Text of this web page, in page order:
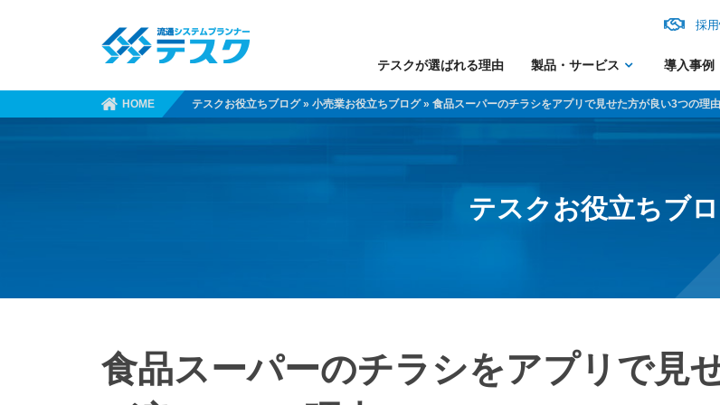
テスクが選ばれる理由 製品・サービス 導入事例
採
HOME テスクお役立ちブログ» 小売業お役立ちブログ» 食品スーパーのチラシをアプリで見せた方が良い3つの理
テスクお役立ちブ
食品スーパーのチラシをアプリで見